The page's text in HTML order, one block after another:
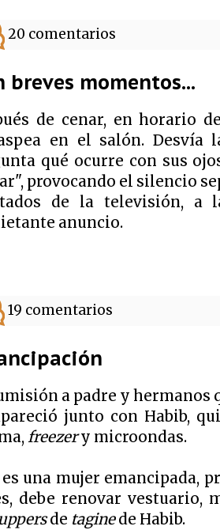
20 comentarios
breves momentos...
de cenar, en horario
en el salón. Desvía
qué ocurre con sus
provocando el silencio
de la televisión, a
anuncio.
19 comentarios
a padre y hermanos
junto con Habib,
freezery microondas.
una mujer emancipada,
debe renovar vestuario,
de taginede Habib.